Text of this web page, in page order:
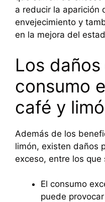
a reducir la aparición
envejecimiento y
en la mejora del
Los daños
consumo
café y
Además de los
limón, existen daños
exceso, entre los que
El consumo
puede